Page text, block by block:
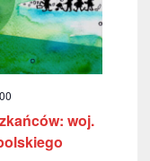
woj.